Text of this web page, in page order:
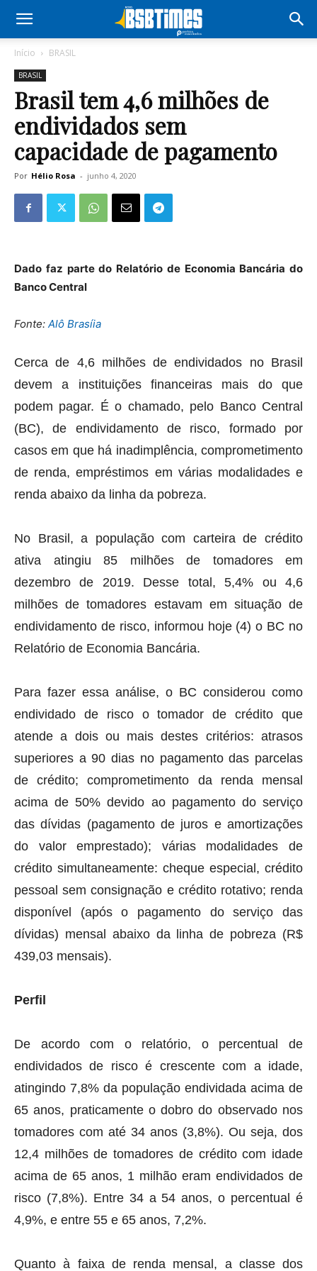
Início BRASIL
BRASIL
Brasil tem 4,6 milhões de
endividados sem
capacidade de pagamento
Por Hélio Rosa - junho 4, 2020
Dado faz parte do Relatório de Economia Bancária do
Banco Central
Fonte: Alô Brasíia
Cerca de 4,6 milhões de endividados no Brasil
devem a instituições financeiras mais do que
podem pagar. É o chamado, pelo Banco Central
(BC), de endividamento de risco, formado por
casos em que há inadimplência, comprometimento
de renda, empréstimos em várias modalidades e
renda abaixo da linha da pobreza.
No Brasil, a população com carteira de crédito
ativa atingiu 85 milhões de tomadores em
dezembro de 2019. Desse total, 5,4% ou 4,6
milhões de tomadores estavam em situação de
endividamento de risco, informou hoje (4) o BC no
Relatório de Economia Bancária.
Para fazer essa análise, o BC considerou como
endividado de risco o tomador de crédito que
atende a dois ou mais destes critérios: atrasos
superiores a 90 dias no pagamento das parcelas
de crédito; comprometimento da renda mensal
acima de 50% devido ao pagamento do serviço
das dívidas (pagamento de juros e amortizações
do valor emprestado); várias modalidades de
crédito simultaneamente: cheque especial, crédito
pessoal sem consignação e crédito rotativo; renda
disponível (após o pagamento do serviço das
dívidas) mensal abaixo da linha de pobreza (R$
439,03 mensais).
Perfil
De acordo com o relatório, o percentual de
endividados de risco é crescente com a idade,
atingindo 7,8% da população endividada acima de
65 anos, praticamente o dobro do observado nos
tomadores com até 34 anos (3,8%). Ou seja, dos
12,4 milhões de tomadores de crédito com idade
acima de 65 anos, 1 milhão eram endividados de
risco (7,8%). Entre 34 a 54 anos, o percentual é
4,9%, e entre 55 e 65 anos, 7,2%.
Quanto à faixa de renda mensal, a classe dos